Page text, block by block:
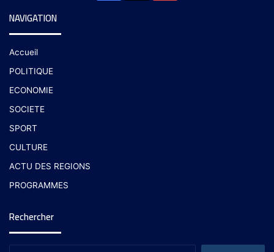
NAVIGATION
Accueil
POLITIQUE
ECONOMIE
SOCIETE
SPORT
CULTURE
ACTU DES REGIONS
PROGRAMMES
Rechercher